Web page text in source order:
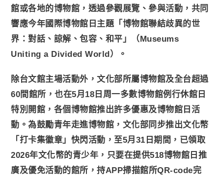
o
k
r
n
k
館或各地的博物館，透過參觀展覽、參與活動，共同
響應今年國際博物館日主題「博物館聯結歧異的世
界：對話、諒解、包容、和平」（Museums
Uniting a Divided World）。
除台文館主場活動外，文化部所屬博物館及全台超過
60間館所，也在5月18日周一多數博物館例行休館日
特別開館，各個博物館推出許多優惠及博物館日活
動。為鼓勵青年走進博物館，文化部同步推出文化幣
「打卡集徽章」快閃活動，至5月31日期間，已領取
2026年文化幣的青少年，只要在提供518博物館日推
廣及優免活動的館所，持APP掃描館所QR-code完